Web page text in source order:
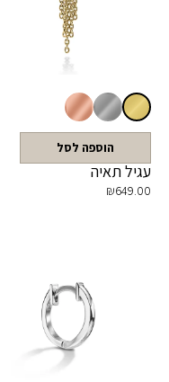
הוספה לסל
עגיל תאיה
₪649.00